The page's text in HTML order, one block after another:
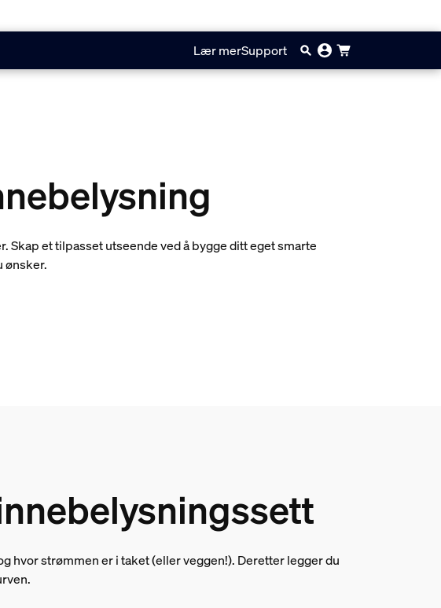
Lær merSupport
et tilpasset utseende ved å bygge ditt eget smarte
ønsker.
hvor strømmen er i taket (eller veggen!). Deretter legger du